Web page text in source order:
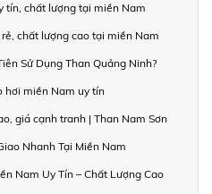
tín, chất lượng tại miền Nam
chất lượng cao tại miền Nam
Sử Dụng Than Quảng Ninh?
hơi miền Nam uy tín
giá cạnh tranh | Than Nam Sơn
Nhanh Tại Miền Nam
Nam Uy Tín – Chất Lượng Cao